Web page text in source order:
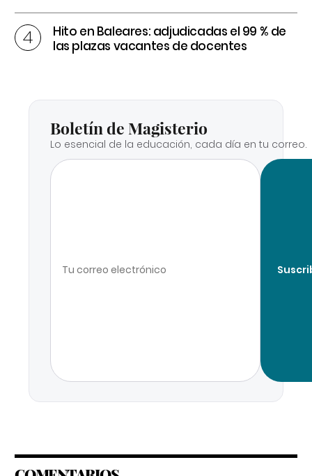
Hito en Baleares: adjudicadas el 99 % de
las plazas vacantes de docentes
Boletín de Magisterio
Lo esencial de la educación, cada día en tu correo.